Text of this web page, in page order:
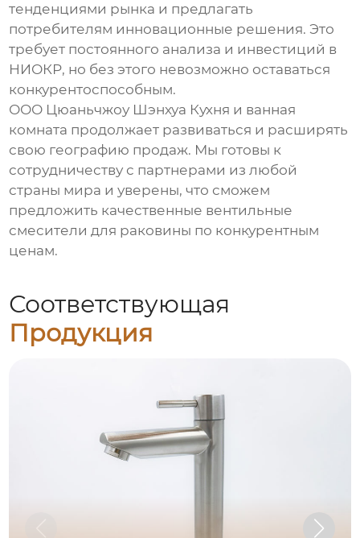
тенденциями рынка и предлагать
потребителям инновационные решения. Это
требует постоянного анализа и инвестиций в
НИОКР, но без этого невозможно оставаться
конкурентоспособным.
ООО Цюаньчжоу Шэнхуа Кухня и ванная
комната продолжает развиваться и расширять
свою географию продаж. Мы готовы к
сотрудничеству с партнерами из любой
страны мира и уверены, что сможем
предложить качественные вентильные
смесители для раковины по конкурентным
ценам.
Соответствующая
Продукция